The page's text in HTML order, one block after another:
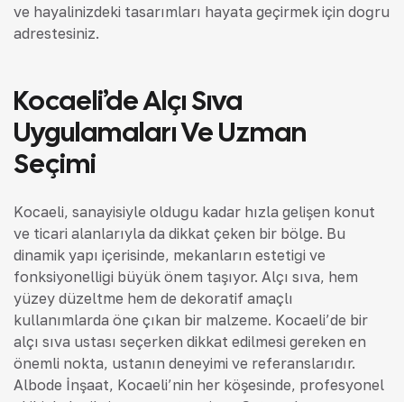
ve hayalinizdeki tasarımları hayata geçirmek için doğru
adrestesiniz.
Kocaeli’de Alçı Sıva
Uygulamaları Ve Uzman
Seçimi
Kocaeli, sanayisiyle olduğu kadar hızla gelişen konut
ve ticari alanlarıyla da dikkat çeken bir bölge. Bu
dinamik yapı içerisinde, mekanların estetiği ve
fonksiyonelliği büyük önem taşıyor. Alçı sıva, hem
yüzey düzeltme hem de dekoratif amaçlı
kullanımlarda öne çıkan bir malzeme. Kocaeli’de bir
alçı sıva ustası seçerken dikkat edilmesi gereken en
önemli nokta, ustanın deneyimi ve referanslarıdır.
Albode İnşaat, Kocaeli’nin her köşesinde, profesyonel